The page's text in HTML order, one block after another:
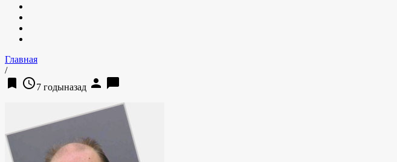
Главная
/
bookmark access_time7 годыназад person chat_bubble